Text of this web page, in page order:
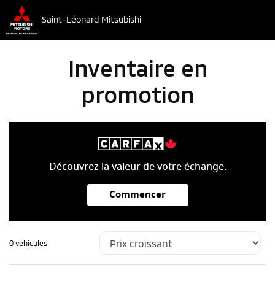
Saint-Léonard Mitsubishi
Inventaire en
promotion
Découvrez la valeur de votre échange.
Commencer
0 véhicules